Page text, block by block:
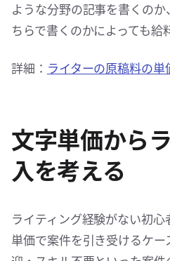
ような分野の記事を書くの
ちらで書くのかによっても給
詳細： ライターの原稿料の単
文字単価から
入を考える
ライティング経験がない初
単価で案件を引き受けるケ